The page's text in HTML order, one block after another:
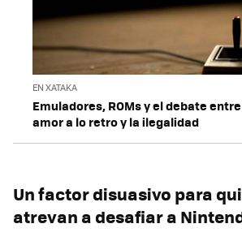
EN XATAKA
Emuladores, ROMs y el debate
amor a lo retro y la ilegalidad
Un factor disuasivo para
atrevan a desafiar a